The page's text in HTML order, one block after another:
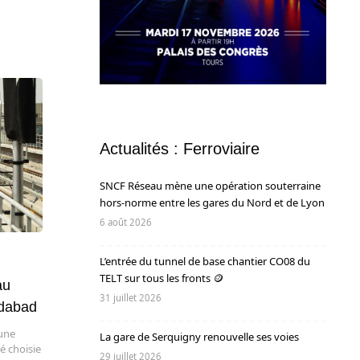
choisie
Actualités : Ferroviaire
SNCF Réseau mène une opération souterraine
hors-norme entre les gares du Nord et de Lyon
6 août 2026
L’entrée du tunnel de base chantier CO08 du
TELT sur tous les fronts 🪙
31 juillet 2026
La gare de Serquigny renouvelle ses voies
29 juillet 2026